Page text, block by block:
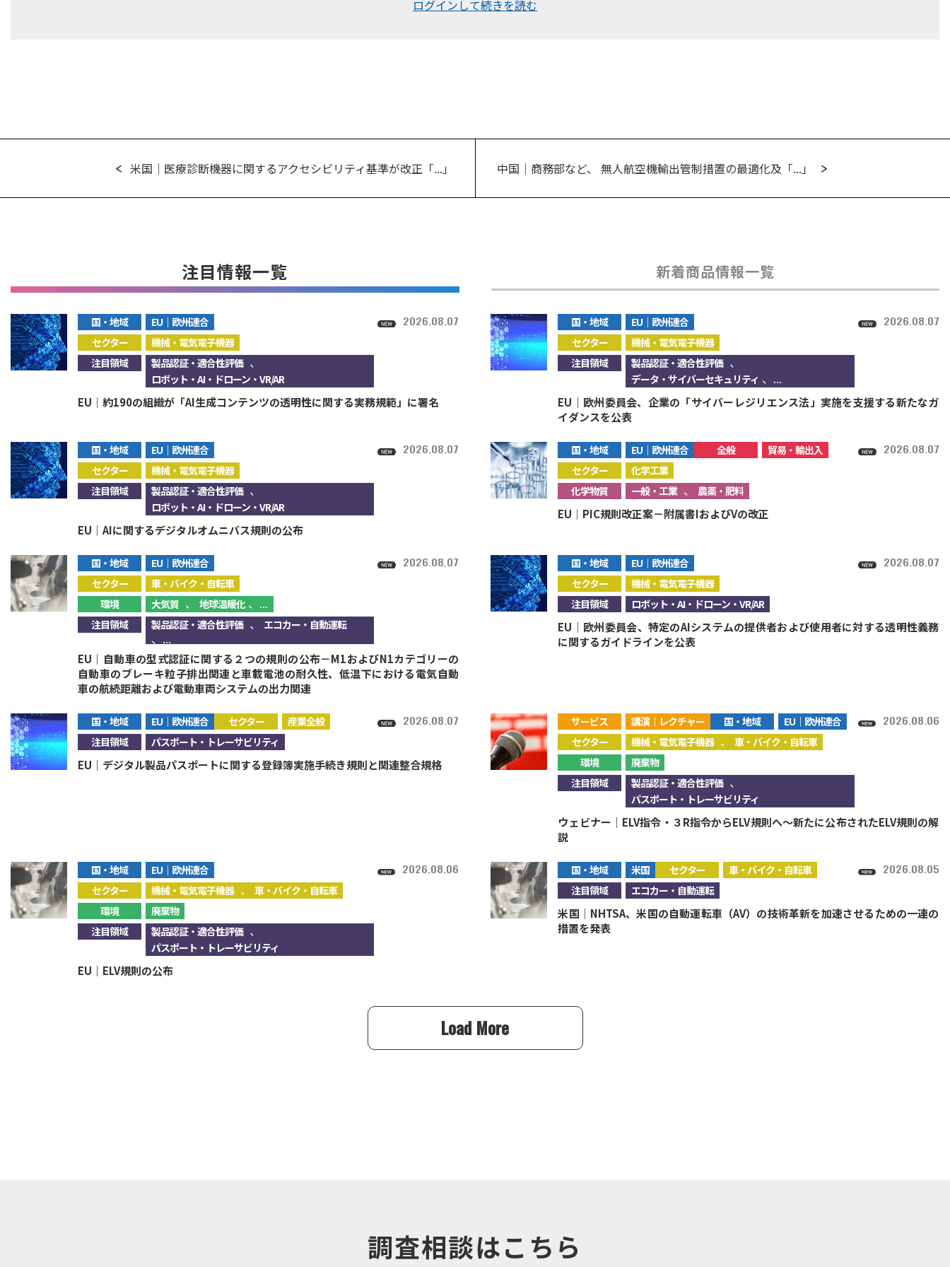
ログインして続きを読む
米国｜医療診断機器に関するアクセシビリティ基準が改正「...」 中国｜商務部など、 無人航空機輸出管制措置の最適化及「...」
注目情報一覧 新着商品情報一覧
国・地域
EU｜欧州連合
セクター
機械・電気電子機器
注目領域
製品認証・適合性評価 、
ロボット・AI・ドローン・VR/AR
2026.08.07
EU｜約190の組織が「AI生成コンテンツの透明性に関する実務規範」に署名
国・地域
EU｜欧州連合
セクター
機械・電気電子機器
注目領域
製品認証・適合性評価 、
データ・サイバーセキュリティ 、...
2026.08.07
EU｜欧州委員会、企業の「サイバーレジリエンス法」実施を支援する新たなガ
イダンスを公表
国・地域
EU｜欧州連合
セクター
機械・電気電子機器
注目領域
製品認証・適合性評価 、
ロボット・AI・ドローン・VR/AR
2026.08.07
EU｜AIに関するデジタルオムニバス規則の公布
国・地域 EU｜欧州連合 全般
貿易・輸出入
セクター
化学工業
化学物質
一般・工業 、 農薬・肥料
2026.08.07
EU｜PIC規則改正案－附属書IおよびVの改正
国・地域
EU｜欧州連合
セクター
車・バイク・自転車
環境
大気質 、 地球温暖化、...
注目領域 製品認証・適合性評価 、 エコカー・自動運転
、...
2026.08.07
EU｜自動車の型式認証に関する２つの規則の公布－M1およびN1カテゴリーの
自動車のブレーキ粒子排出関連と車載電池の耐久性、低温下における電気自動
車の航続距離および電動車両システムの出力関連
国・地域
EU｜欧州連合
セクター
機械・電気電子機器
注目領域
ロボット・AI・ドローン・VR/AR
2026.08.07
EU｜欧州委員会、特定のAIシステムの提供者および使用者に対する透明性義務
に関するガイドラインを公表
国・地域 EU｜欧州連合 セクター
産業全般
注目領域
パスポート・トレーサビリティ
2026.08.07
EU｜デジタル製品パスポートに関する登録簿実施手続き規則と関連整合規格
サービス 講演｜レクチャー 国・地域
EU｜欧州連合
セクター
機械・電気電子機器 、車・バイク・自転車
環境
廃棄物
注目領域
製品認証・適合性評価 、
パスポート・トレーサビリティ
2026.08.06
ウェビナー｜ELV指令・３R指令からELV規則へ～新たに公布されたELV規則の解
説
国・地域
EU｜欧州連合
セクター
機械・電気電子機器 、 車・バイク・自転車
環境
廃棄物
注目領域
製品認証・適合性評価 、
パスポート・トレーサビリティ
2026.08.06
EU｜ELV規則の公布
国・地域 米国 セクター
車・バイク・自転車
注目領域
エコカー・自動運転
2026.08.05
米国｜NHTSA、米国の自動運転車（AV）の技術革新を加速させるための一連の
措置を発表
Load More
調査相談はこちら